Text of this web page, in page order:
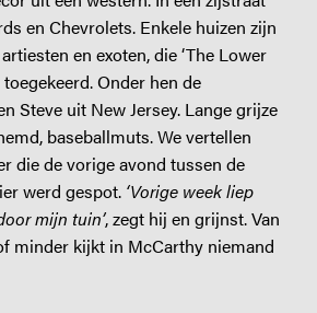
en Chevrolets. Enkele huizen zijn
en exoten, die ‘The Lower
Onder hen de
Steve uit New Jersey. Lange grijze
baseballmuts. We vertellen
die de vorige avond tussen de
werd gespot. ‘Vorige week liep
mijn tuin’, zegt hij en grijnst. Van
minder kijkt in McCarthy niemand